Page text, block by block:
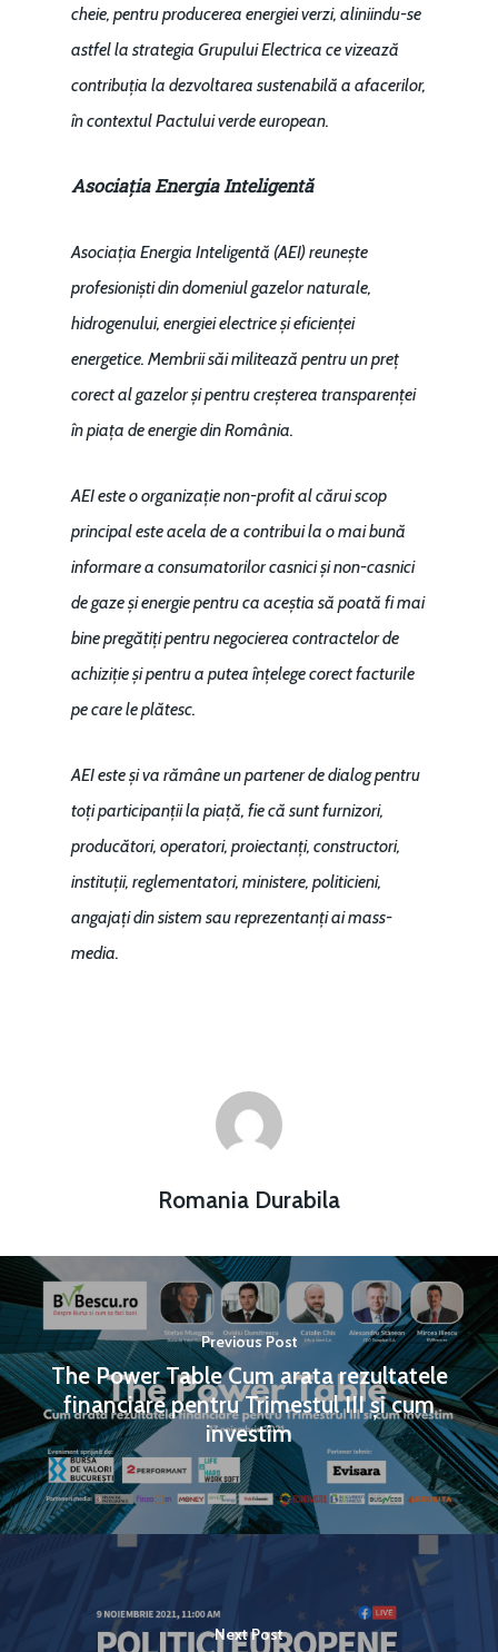
cheie, pentru producerea energiei verzi, aliniindu-se
astfel la strategia Grupului Electrica ce vizează
contribuția la dezvoltarea sustenabilă a afacerilor,
în contextul Pactului verde european.
Asociația Energia Inteligentă
Asociația Energia Inteligentă (AEI) reunește
profesioniști din domeniul gazelor naturale,
hidrogenului, energiei electrice și eficienței
energetice. Membrii săi militează pentru un preț
corect al gazelor și pentru creșterea transparenței
în piața de energie din România.
AEI este o organizație non-profit al cărui scop
principal este acela de a contribui la o mai bună
informare a consumatorilor casnici și non-casnici
de gaze și energie pentru ca aceștia să poată fi mai
bine pregătiți pentru negocierea contractelor de
achiziție și pentru a putea înțelege corect facturile
pe care le plătesc.
AEI este și va rămâne un partener de dialog pentru
toți participanții la piață, fie că sunt furnizori,
producători, operatori, proiectanți, constructori,
instituții, reglementatori, ministere, politicieni,
angajați din sistem sau reprezentanți ai mass-
media.
Romania Durabila
Previous Post
The Power Table Cum arata rezultatele
financiare pentru Trimestul III și cum
investim
Next Post